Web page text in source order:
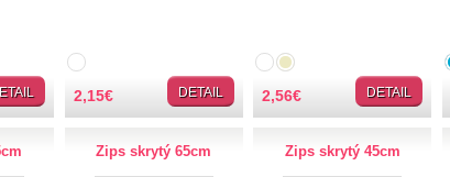
2,15€ DETAIL 2,56€ DETAIL
Zips skrytý 65cm Zips skrytý 45cm